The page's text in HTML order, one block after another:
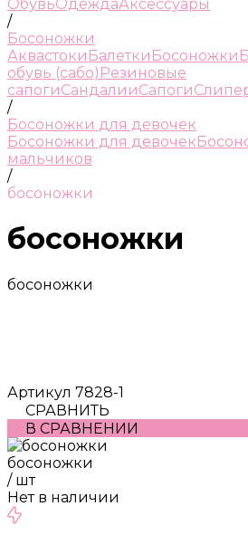
ОбувьОдеждаАксессуары
/
Босоножки
Аквастоки Балетки Босоножки
обувь (сабо) Резиновые
сапогиСандалииСапоги
/
Босоножки для девочек
Босоножки для девочек
мальчиков
/
босоножки
босоножки
босоножки
Артикул 7828-1
СРАВНИТЬ
В СРАВНЕНИИ
босоножки
/ шт
Нет в наличии